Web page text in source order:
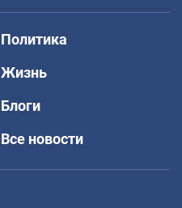
Политика
Жизнь
Блоги
Все новости